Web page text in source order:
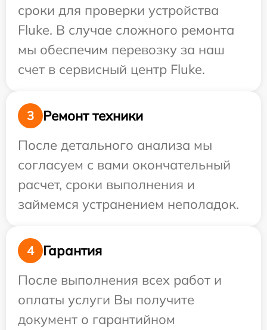
сроки для проверки устройства
Fluke. В случае сложного ремонта
мы обеспечим перевозку за наш
счет в сервисный центр Fluke.
3
Ремонт техники
После детального анализа мы
согласуем с вами окончательный
расчет, сроки выполнения и
займемся устранением неполадок.
4
Гарантия
После выполнения всех работ и
оплаты услуги Вы получите
документ о гарантийном